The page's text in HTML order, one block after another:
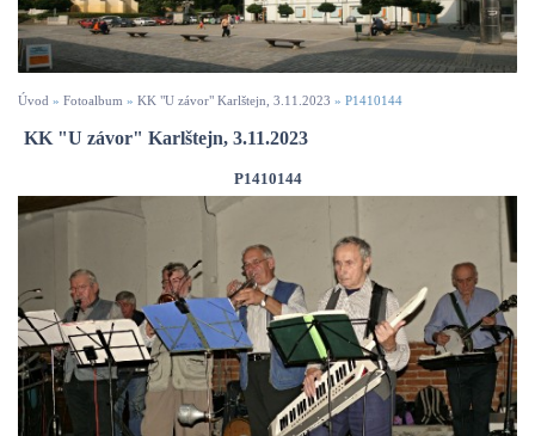
Úvod » Fotoalbum » KK "U závor" Karlštejn, 3.11.2023 » P1410144
KK "U závor" Karlštejn, 3.11.2023
P1410144